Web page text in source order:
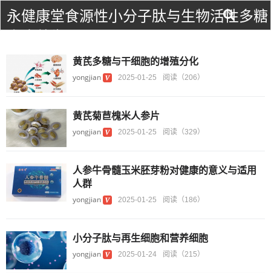
永健康堂食源性小分子肽与生物活性多糖
黄芪多糖与干细胞的增殖分化
yongjian 2025-01-25 阅读（206）
黄芪菊苣槐米人参片
yongjian 2025-01-25 阅读（329）
人参牛骨髓玉米胚芽粉对健康的意义与适用
人群
yongjian 2025-01-25 阅读（186）
小分子肽与再生细胞和营养细胞
yongjian 2025-01-24 阅读（215）